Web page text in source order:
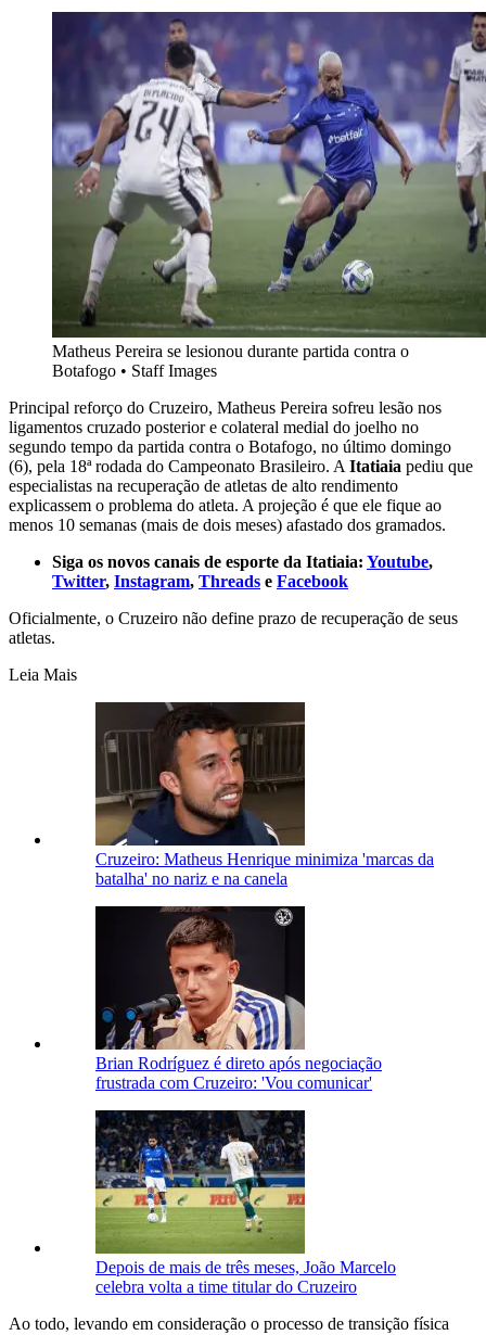
Matheus Pereira se lesionou durante partida contra o
Botafogo • Staff Images
Principal reforço do Cruzeiro, Matheus Pereira sofreu lesão nos
ligamentos cruzado posterior e colateral medial do joelho no
segundo tempo da partida contra o Botafogo, no último domingo
(6), pela 18ª rodada do Campeonato Brasileiro. A Itatiaia pediu que
especialistas na recuperação de atletas de alto rendimento
explicassem o problema do atleta. A projeção é que ele fique ao
menos 10 semanas (mais de dois meses) afastado dos gramados.
Siga os novos canais de esporte da Itatiaia: Youtube,
Twitter, Instagram, Threads e Facebook
Oficialmente, o Cruzeiro não define prazo de recuperação de seus
atletas.
Leia Mais
Cruzeiro: Matheus Henrique minimiza 'marcas da
batalha' no nariz e na canela
Brian Rodríguez é direto após negociação
frustrada com Cruzeiro: 'Vou comunicar'
Depois de mais de três meses, João Marcelo
celebra volta a time titular do Cruzeiro
Ao todo, levando em consideração o processo de transição física